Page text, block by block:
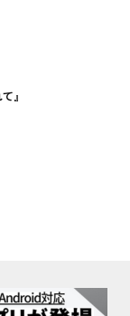
』